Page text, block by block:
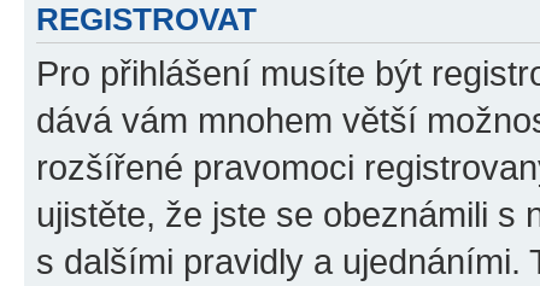
REGISTROVAT
Pro přihlášení musíte být
dává vám mnohem větší
rozšířené pravomoci
ujistěte, že jste se obeznámili s
s dalšími pravidly a ujednáními.